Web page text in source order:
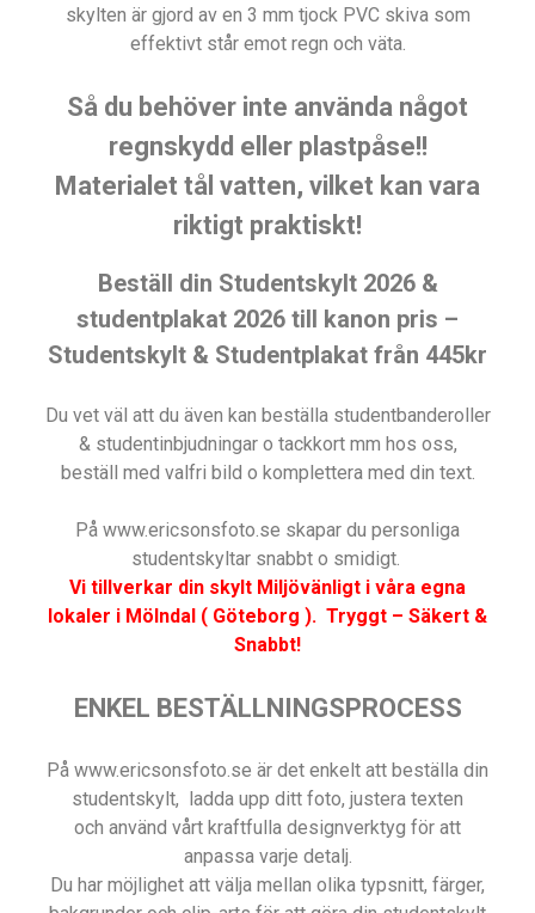
skylten är gjord av en 3 mm tjock PVC skiva som
effektivt står emot regn och väta.
Så du behöver inte använda något
regnskydd eller plastpåse!!
Materialet tål vatten, vilket kan vara
riktigt praktiskt!
Beställ din Studentskylt 2026 &
studentplakat 2026 till kanon pris –
Studentskylt & Studentplakat från 445kr
Du vet väl att du även kan beställa studentbanderoller
& studentinbjudningar o tackkort mm hos oss,
beställ med valfri bild o komplettera med din text.
På www.ericsonsfoto.se skapar du personliga
studentskyltar snabbt o smidigt.
Vi tillverkar din skylt Miljövänligt i våra egna
lokaler i Mölndal ( Göteborg ). Tryggt – Säkert &
Snabbt!
ENKEL BESTÄLLNINGSPROCESS
På www.ericsonsfoto.se är det enkelt att beställa din
studentskylt, ladda upp ditt foto, justera texten
och använd vårt kraftfulla designverktyg för att
anpassa varje detalj.
Du har möjlighet att välja mellan olika typsnitt, färger,